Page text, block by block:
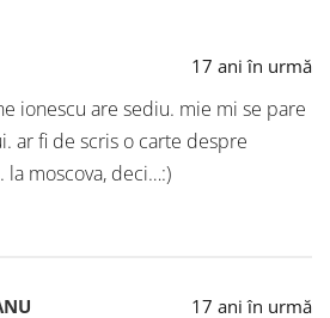
17 ani în urmă
ionescu are sediu. mie mi se pare
ar fi de scris o carte despre
moscova, deci…:)
17 ani în urmă